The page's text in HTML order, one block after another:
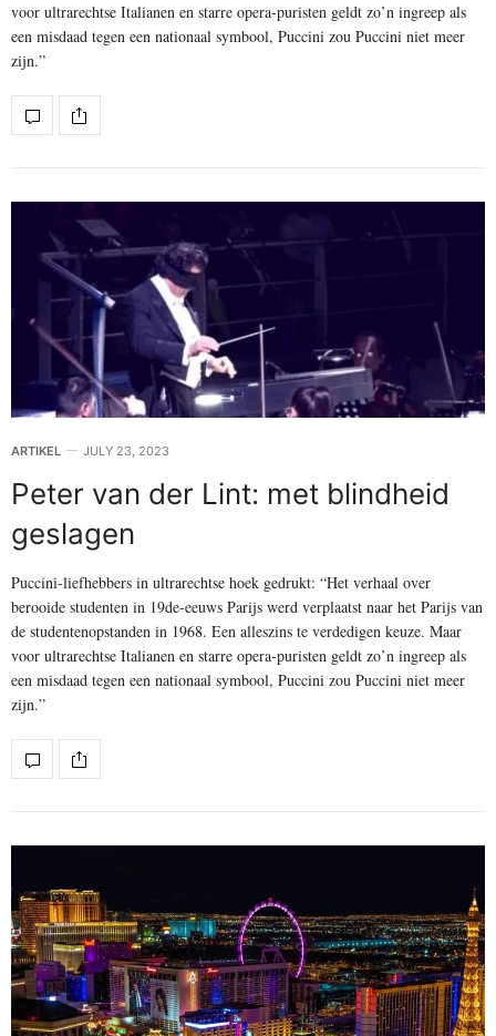
voor ultrarechtse Italianen en starre opera-puristen geldt zo’n ingreep als
een misdaad tegen een nationaal symbool, Puccini zou Puccini niet meer
zijn.”
ARTIKEL JULY 23, 2023
Peter van der Lint: met blindheid
geslagen
Puccini-liefhebbers in ultrarechtse hoek gedrukt: “Het verhaal over
berooide studenten in 19de-eeuws Parijs werd verplaatst naar het Parijs van
de studentenopstanden in 1968. Een alleszins te verdedigen keuze. Maar
voor ultrarechtse Italianen en starre opera-puristen geldt zo’n ingreep als
een misdaad tegen een nationaal symbool, Puccini zou Puccini niet meer
zijn.”